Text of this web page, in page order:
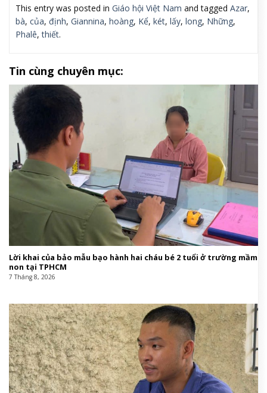
This entry was posted in Giáo hội Việt Nam and tagged Azar,
bà, của, định, Giannina, hoàng, Kể, két, lấy, long, Những,
Phalê,thiết.
Tin cùng chuyên mục:
Lời khai của bảo mẫu bạo hành hai cháu bé 2 tuổi ở trường mầm
non tại TPHCM
7 Tháng 8, 2026